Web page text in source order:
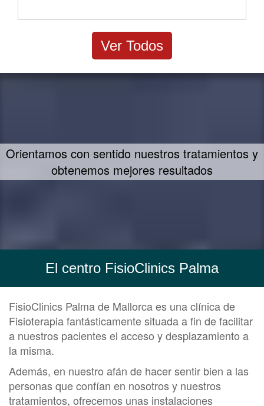
Ver Todos
Un concepto propio de tratamiento - FIIT
Concept
El centro FisioClinics Palma
FisioClinics Palma de Mallorca es una clínica de
Fisioterapia fantásticamente situada a fin de facilitar
a nuestros pacientes el acceso y desplazamiento a
la misma.
Además, en nuestro afán de hacer sentir bien a las
personas que confían en nosotros y nuestros
tratamientos, ofrecemos unas instalaciones